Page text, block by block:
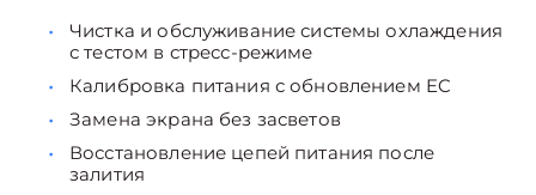
Чистка и обслуживание системы охлаждения
с тестом в стресс-режиме
Калибровка питания с обновлением EC
Замена экрана без засветов
Восстановление цепей питания после
залития